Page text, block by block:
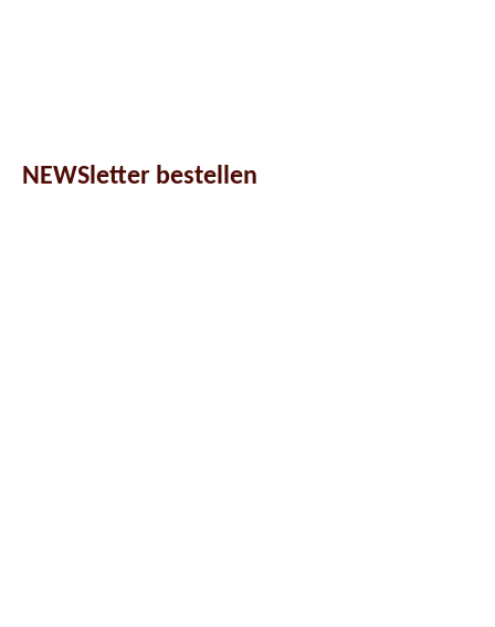
NEWSletter bestellen